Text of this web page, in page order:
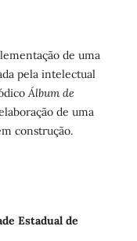
de uma
pela intelectual
Álbum de
de uma
construção.
Estadual de